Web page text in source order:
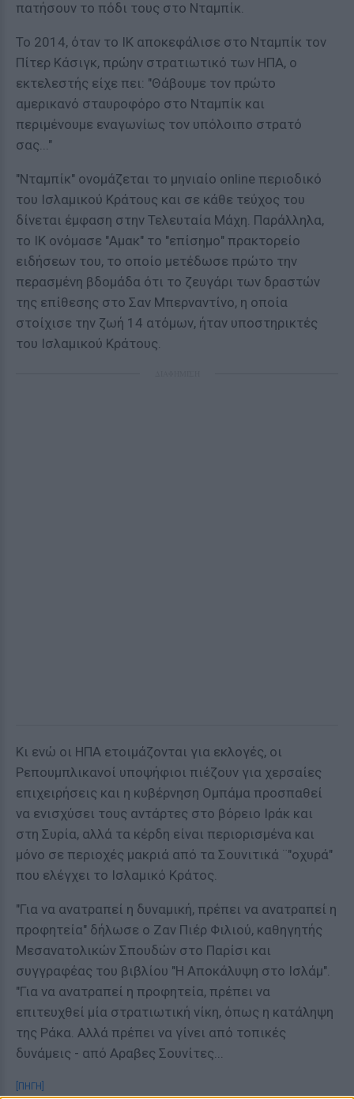
πατήσουν το πόδι τους στο Νταμπίκ.
Το 2014, όταν το ΙΚ αποκεφάλισε στο Νταμπίκ τον
Πίτερ Κάσιγκ, πρώην στρατιωτικό των ΗΠΑ, ο
εκτελεστής είχε πει: "Θάβουμε τον πρώτο
αμερικανό σταυροφόρο στο Νταμπίκ και
περιμένουμε εναγωνίως τον υπόλοιπο στρατό
σας..."
"Νταμπίκ" ονομάζεται το μηνιαίο online περιοδικό
του Ισλαμικού Κράτους και σε κάθε τεύχος του
δίνεται έμφαση στην Τελευταία Μάχη. Παράλληλα,
το ΙΚ ονόμασε "Αμακ" το "επίσημο" πρακτορείο
ειδήσεων του, το οποίο μετέδωσε πρώτο την
περασμένη βδομάδα ότι το ζευγάρι των δραστών
της επίθεσης στο Σαν Μπερναντίνο, η οποία
στοίχισε την ζωή 14 ατόμων, ήταν υποστηρικτές
του Ισλαμικού Κράτους.
Κι ενώ οι ΗΠΑ ετοιμάζονται για εκλογές, οι
Ρεπουμπλικανοί υποψήφιοι πιέζουν για χερσαίες
επιχειρήσεις και η κυβέρνηση Ομπάμα προσπαθεί
να ενισχύσει τους αντάρτες στο βόρειο Ιράκ και
στη Συρία, αλλά τα κέρδη είναι περιορισμένα και
μόνο σε περιοχές μακριά από τα Σουνιτικά ¨"οχυρά"
που ελέγχει το Ισλαμικό Κράτος.
"Για να ανατραπεί η δυναμική, πρέπει να ανατραπεί η
προφητεία" δήλωσε ο Ζαν Πιέρ Φιλιού, καθηγητής
Μεσανατολικών Σπουδών στο Παρίσι και
συγγραφέας του βιβλίου "Η Αποκάλυψη στο Ισλάμ".
"Για να ανατραπεί η προφητεία, πρέπει να
επιτευχθεί μία στρατιωτική νίκη, όπως η κατάληψη
της Ράκα. Αλλά πρέπει να γίνει από τοπικές
δυνάμεις - από Αραβες Σουνίτες...
[ΠΗΓΗ]